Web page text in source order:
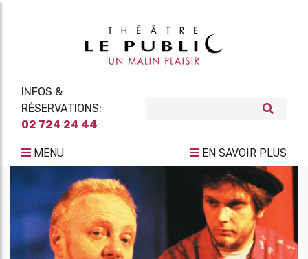
INFOS &
RÉSERVATIONS:
02 724 24 44
MENU EN SAVOIR PLUS